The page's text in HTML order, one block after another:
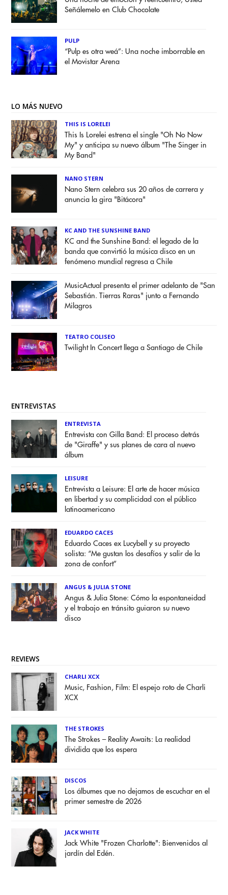
Señálemelo en Club Chocolate
PULP
“Pulp es otra weá”: Una noche imborrable en
el Movistar Arena
LO MÁS NUEVO
THIS IS LORELEI
This Is Lorelei estrena el single "Oh No Now
My" y anticipa su nuevo álbum "The Singer in
My Band"
NANO STERN
Nano Stern celebra sus 20 años de carrera y
anuncia la gira "Bitácora"
KC AND THE SUNSHINE BAND
KC and the Sunshine Band: el legado de la
banda que convirtió la música disco en un
fenómeno mundial regresa a Chile
MusicActual presenta el primer adelanto de "San
Sebastián. Tierras Raras" junto a Fernando
Milagros
TEATRO COLISEO
Twilight In Concert llega a Santiago de Chile
ENTREVISTAS
ENTREVISTA
Entrevista con Gilla Band: El proceso detrás
de "Giraffe" y sus planes de cara al nuevo
álbum
LEISURE
Entrevista a Leisure: El arte de hacer música
en libertad y su complicidad con el público
latinoamericano
EDUARDO CACES
Eduardo Caces ex Lucybell y su proyecto
solista: “Me gustan los desafíos y salir de la
zona de confort”
ANGUS & JULIA STONE
Angus & Julia Stone: Cómo la espontaneidad
y el trabajo en tránsito guiaron su nuevo
disco
REVIEWS
CHARLI XCX
Music, Fashion, Film: El espejo roto de Charli
XCX
THE STROKES
The Strokes – Reality Awaits: La realidad
dividida que los espera
DISCOS
Los álbumes que no dejamos de escuchar en el
primer semestre de 2026
JACK WHITE
Jack White "Frozen Charlotte": Bienvenidos al
jardín del Edén.